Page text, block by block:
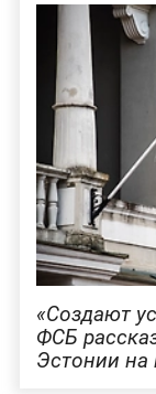
«Создают
ФСБ
Эстонии на